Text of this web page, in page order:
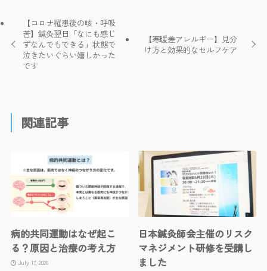
【コロナ罹患後の咳・呼吸
苦】鍼灸翌日「なにも感じ
ずなんでもできる」状態で
泣きたいぐらい嬉しかった
です
【寒暖差アレルギー】見分
け方と効果的なセルフケア
関連記事
病的共同運動はなぜ起こ
る？原因と治療の考え方
July 17, 2026
日本鍼灸師会主催のリスク
マネジメント研修を受講し
ました